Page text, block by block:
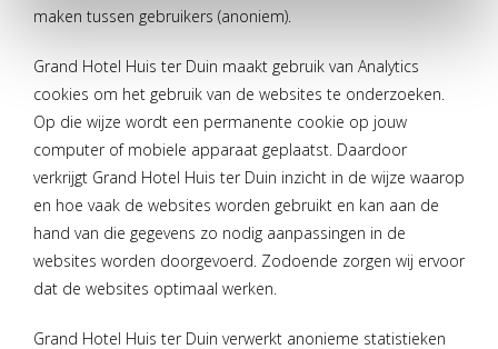
maken tussen gebruikers (anoniem).
Grand Hotel Huis ter Duin maakt gebruik van Analytics
cookies om het gebruik van de websites te onderzoeken.
Op die wijze wordt een permanente cookie op jouw
computer of mobiele apparaat geplaatst. Daardoor
verkrijgt Grand Hotel Huis ter Duin inzicht in de wijze waarop
en hoe vaak de websites worden gebruikt en kan aan de
hand van die gegevens zo nodig aanpassingen in de
websites worden doorgevoerd. Zodoende zorgen wij ervoor
dat de websites optimaal werken.
Grand Hotel Huis ter Duin verwerkt anonieme statistieken